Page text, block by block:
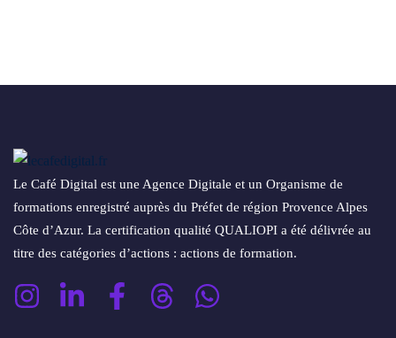
Le Café Digital est une Agence Digitale et un Organisme de
formations enregistré auprès du Préfet de région Provence Alpes
Côte d’Azur. La certification qualité QUALIOPI a été délivrée au
titre des catégories d’actions : actions de formation.